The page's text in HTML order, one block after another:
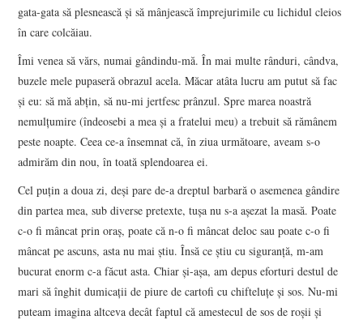
gata-gata să plesnească și să mânjească împrejurimile cu lichidul cleios
în care colcăiau.
Îmi venea să vărs, numai gândindu-mă. În mai multe rânduri, cândva,
buzele mele pupaseră obrazul acela. Măcar atâta lucru am putut să fac
și eu: să mă abțin, să nu-mi jertfesc prânzul. Spre marea noastră
nemulțumire (îndeosebi a mea și a fratelui meu) a trebuit să rămânem
peste noapte. Ceea ce-a însemnat că, în ziua următoare, aveam s-o
admirăm din nou, în toată splendoarea ei.
Cel puțin a doua zi, deși pare de-a dreptul barbară o asemenea gândire
din partea mea, sub diverse pretexte, tușa nu s-a așezat la masă. Poate
c-o fi mâncat prin oraș, poate că n-o fi mâncat deloc sau poate c-o fi
mâncat pe ascuns, asta nu mai știu. Însă ce știu cu siguranță, m-am
bucurat enorm c-a făcut asta. Chiar și-așa, am depus eforturi destul de
mari să înghit dumicații de piure de cartofi cu chifteluțe și sos. Nu-mi
puteam imagina altceva decât faptul că amestecul de sos de roșii și